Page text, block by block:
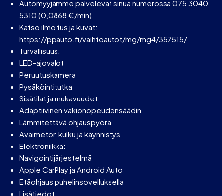
Automyyjämme palvelevat sinua numerossa 075 3040
5310 (0,0868 €/min).
Katso ilmoitus ja kuvat:
https://ppauto.fi/vaihtoautot/mg/mg4/357515/
Turvallisuus:
LED-ajovalot
Peruutuskamera
Pysäköintitutka
Sisätilat ja mukavuudet:
Adaptiivinen vakionopeudensäädin
Lämmitettävä ohjauspyörä
Avaimeton kulku ja käynnistys
Elektroniikka:
Navigointijärjestelmä
Apple CarPlay ja Android Auto
Etäohjaus puhelinsovelluksella
Lisätiedot: